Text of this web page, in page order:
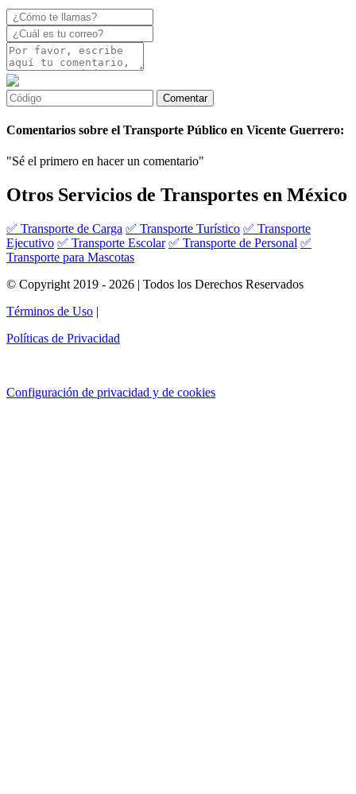
Comentarios sobre el Transporte Público en Vicente Guerrero:
"Sé el primero en hacer un comentario"
Otros Servicios de Transportes en México
✅ Transporte de Carga ✅ Transporte Turístico ✅ Transporte
Ejecutivo ✅ Transporte Escolar ✅ Transporte de Personal ✅
Transporte para Mascotas
© Copyright 2019 - 2026 | Todos los Derechos Reservados
Términos de Uso |
Políticas de Privacidad
Configuración de privacidad y de cookies